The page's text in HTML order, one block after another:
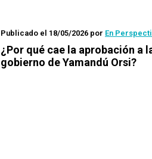
Publicado el 18/05/2026 por En
¿Por qué cae la aprobación a
gobierno de Yamandú Orsi?